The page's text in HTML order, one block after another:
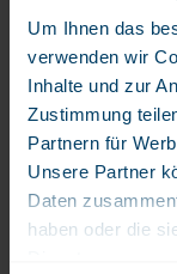
Um Ihnen das
verwenden wir
Inhalte und zur
Zustimmung
Partnern für
Unsere Partner
Daten
haben oder die
WLS